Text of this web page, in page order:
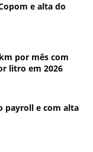
e alta do
por mês com
litro em 2026
payroll e com alta